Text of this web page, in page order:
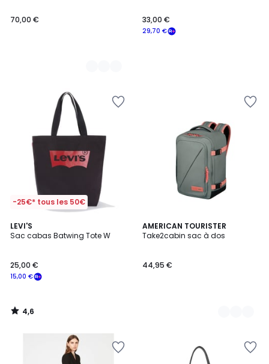
70,00 €
29,70 €
33,00 €
-25€* tous les 50€
LEVI'S
Sac cabas Batwing Tote W
15,00 €
25,00 €
4,6
/ 5
4,6
/
AMERICAN TOURISTER
Take2cabin sac à dos
44,95 €
6
Couleurs